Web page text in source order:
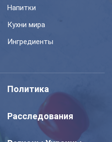
Напитки
Кухни мира
Ингредиенты
Политика
Расследования